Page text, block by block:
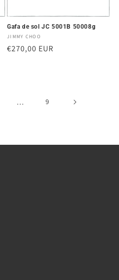
Gafa de sol JC 5001B 50008g
Proveedor:
JIMMY CHOO
Precio
€270,00 EUR
… 9